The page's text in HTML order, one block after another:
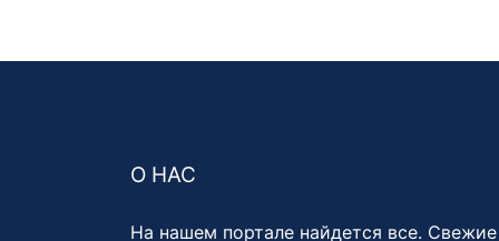
О НАС
На нашем портале найдется все. Свежие